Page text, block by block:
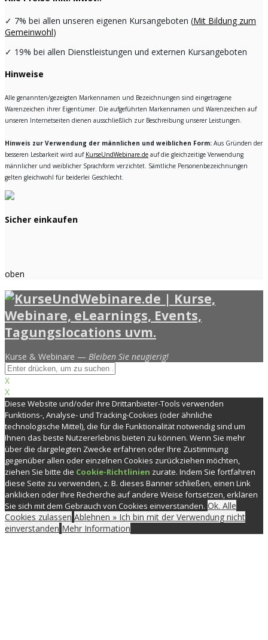
✓ 7% bei allen unseren eigenen Kursangeboten (Mit Bildung zum
Gemeinwohl)
✓ 19% bei allen Dienstleistungen und externen Kursangeboten
Hinweise
Alle genannten/gezeigten Markennamen und Bezeichnungen sind eingetragene
Warenzeichen ihrer Eigentümer. Die aufgeführten Markennamen und Warenzeichen auf
unseren Internetseiten dienen ausschließlich zur Beschreibung unserer Leistungen.
Hinweis zur Verwendung der männlichen und weiblichen Form: Aus Gründen der
besseren Lesbarkeit wird auf KurseUndWebinare.de auf die gleichzeitige Verwendung
männlicher und weiblicher Sprachform verzichtet. Sämtliche Personenbezeichnungen
gelten gleichwohl für beiderlei Geschlecht.
Sicher einkaufen
oben
Kurse & Webinare — Bleiben Sie neugierig!
X
X
Diese Website und/oder ihre Drittanbieter-Tools verwenden
Funktions-, Analyse- und Tracking-Cookies (oder ähnliche
technologische Mittel), die für die Funktionalität notwendig sind um
Ihnen das beste Nutzererlebnis bieten zu können. Wenn Sie mehr
über die dargelegten Zwecke erfahren oder Ihre Zustimmung
gegenüber allen oder einzelnen Cookies zurückziehen möchten,
ziehen Sie bitte die Cookie-Richtlinien zurate. Indem Sie fortfahren
diese Seite zu verwenden, z. B. dieses Banner schließen, einen Link
anklicken oder Ihre Recherche auf andere Weise fortsetzen, erklären
Sie sich mit dem Gebrauch von Cookies einverstanden. Ok. Alle
Cookies zulassen Ablehnen » Ich bin mit der Verwendung nicht
einverstanden Mehr Information